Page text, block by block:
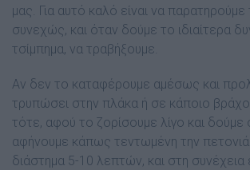
µας. Για αυτό καλό είναι να παρατηρούµε
συνεχώς, και όταν δούµε το ιδιαίτερα
τσίµπηµα, να τραβήξουµε.
Αν δεν το καταφέρουµε αµέσως και
τρυπώσει στην πλάκα ή σε κάποιο βράχο
τότε, αφού το ζορίσουµε λίγο και δούµε
αφήνουµε κάπως τεντωµένη την πετονιά
διάστηµα 5-10 λεπτών, και στη συνέχεια